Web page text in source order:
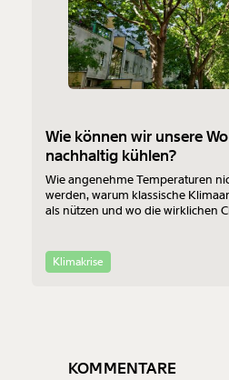
Wie können wir unsere
nachhaltig kühlen?
Wie angenehme Temperaturen
werden, warum klassische
als nützen und wo die wirklichen
Klimakrise
KOMMENTARE